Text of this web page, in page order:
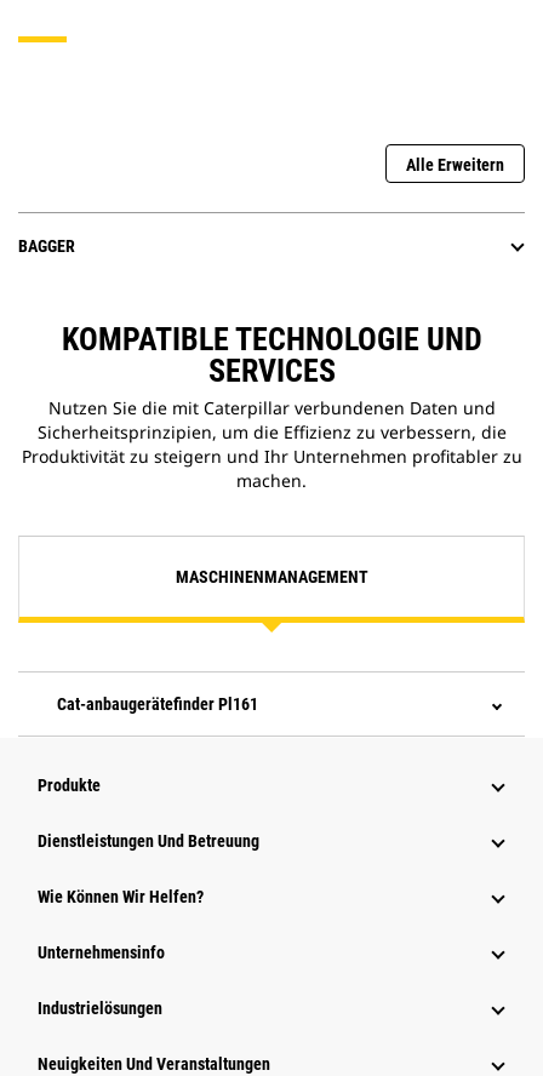
Alle Erweitern
BAGGER
KOMPATIBLE TECHNOLOGIE UND
SERVICES
Nutzen Sie die mit Caterpillar verbundenen Daten und
Sicherheitsprinzipien, um die Effizienz zu verbessern, die
Produktivität zu steigern und Ihr Unternehmen profitabler zu
machen.
MASCHINENMANAGEMENT
Cat-anbaugerätefinder Pl161
Produkte
Dienstleistungen Und Betreuung
Wie Können Wir Helfen?
Unternehmensinfo
Industrielösungen
Neuigkeiten Und Veranstaltungen